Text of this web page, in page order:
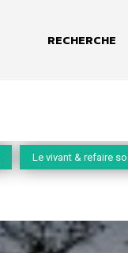
RECHERCHE
Le vivant & refaire